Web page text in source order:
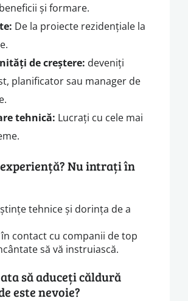
și formare.
De la proiecte rezidențiale la
de creștere: deveniți
planificator sau manager de
tehnică: Lucrați cu cele mai
Nu intrați în
tehnice și dorința de a
contact cu companii de top
să vă instruiască.
să aduceți căldură
este nevoie?